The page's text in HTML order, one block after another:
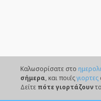
Καλωσορίσατε στο
σήμερα, και ποιέςγιορτες
Δείτε πότε γιορτάζουν